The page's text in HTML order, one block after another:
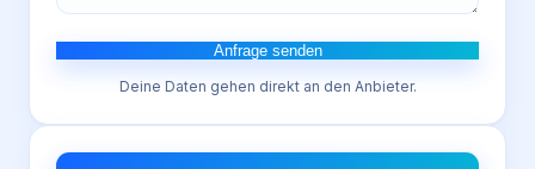
Anfrage senden
Deine Daten gehen direkt an den Anbieter.